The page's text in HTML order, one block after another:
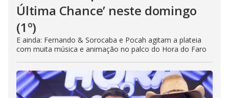
Última Chance’ neste domingo
(1º)
E ainda: Fernando & Sorocaba e Pocah agitam a plateia
com muita música e animação no palco do Hora do Faro